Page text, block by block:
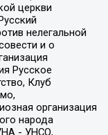
церкви
нелегальной
и о
Русское
Клуб
организация
народа
- УНСО,